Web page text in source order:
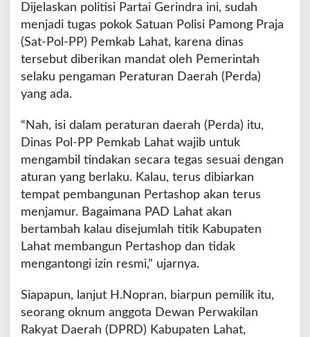
Dijelaskan politisi Partai Gerindra ini, sudah
menjadi tugas pokok Satuan Polisi Pamong Praja
(Sat-Pol-PP) Pemkab Lahat, karena dinas
tersebut diberikan mandat oleh Pemerintah
selaku pengaman Peraturan Daerah (Perda)
yang ada.
“Nah, isi dalam peraturan daerah (Perda) itu,
Dinas Pol-PP Pemkab Lahat wajib untuk
mengambil tindakan secara tegas sesuai dengan
aturan yang berlaku. Kalau, terus dibiarkan
tempat pembangunan Pertashop akan terus
menjamur. Bagaimana PAD Lahat akan
bertambah kalau disejumlah titik Kabupaten
Lahat membangun Pertashop dan tidak
mengantongi izin resmi,” ujarnya.
Siapapun, lanjut H.Nopran, biarpun pemilik itu,
seorang oknum anggota Dewan Perwakilan
Rakyat Daerah (DPRD) Kabupaten Lahat,